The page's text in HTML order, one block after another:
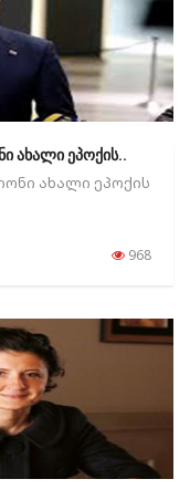
ახალი ეპოქის..
ახალი ეპოქის
968